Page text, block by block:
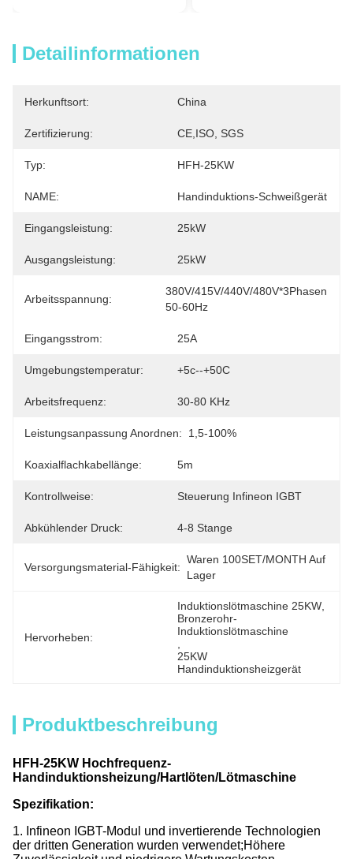
Detailinformationen
Herkunftsort: China
Zertifizierung: CE,ISO, SGS
Typ: HFH-25KW
NAME: Handinduktions-Schweißgerät
Eingangsleistung: 25kW
Ausgangsleistung: 25kW
Arbeitsspannung:
380V/415V/440V/480V*3Phasen
50-60Hz
Eingangsstrom: 25A
Umgebungstemperatur: +5c--+50C
Arbeitsfrequenz: 30-80 KHz
Leistungsanpassung Anordnen: 1,5-100%
Koaxialflachkabellänge: 5m
Kontrollweise: Steuerung Infineon IGBT
Abkühlender Druck: 4-8 Stange
Versorgungsmaterial-Fähigkeit:
Waren 100SET/MONTH Auf
Lager
Hervorheben:
Induktionslötmaschine 25KW
Bronzerohr-
Induktionslötmaschine
25KW
Handinduktionsheizgerät
Produktbeschreibung
HFH-25KW Hochfrequenz-
Handinduktionsheizung/Hartlöten/Lötmaschine
Spezifikation:
1. Infineon IGBT-Modul und invertierende Technologien
der dritten Generation wurden verwendet;Höhere